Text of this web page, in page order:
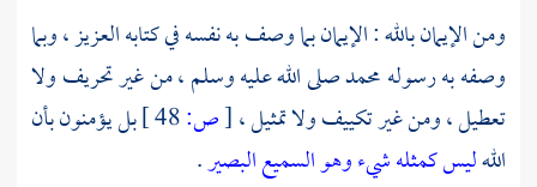
ومن الإيمان بالله : الإيمان بما وصف به نفسه في كتابه العزيز ، وبما
وصفه به رسولهمحمدصلى الله عليه وسلم ، من غير تحريف ولا
تعطيل ، ومن غير تكييف ولا تمثيل ،[ص:
بل يؤمنون بأن
اللهليس كمثله شيء وهو السميع البصير.